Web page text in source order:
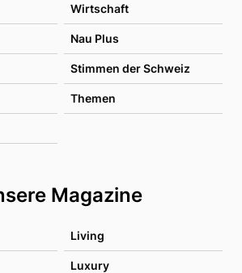
Wirtschaft
Nau Plus
Stimmen der Schweiz
Themen
Magazine
Living
Luxury